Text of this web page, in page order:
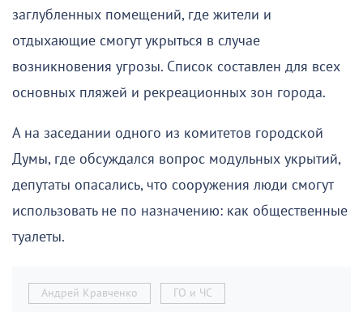
заглубленных помещений, где жители и
отдыхающие смогут укрыться в случае
возникновения угрозы. Список составлен для всех
основных пляжей и рекреационных зон города.
А на заседании одного из комитетов городской
Думы, где обсуждался вопрос модульных укрытий,
депутаты опасались, что сооружения люди смогут
использовать не по назначению: как общественные
туалеты.
Андрей Кравченко ГО и ЧС